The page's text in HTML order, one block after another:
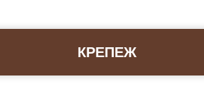
КРЕПЕЖ